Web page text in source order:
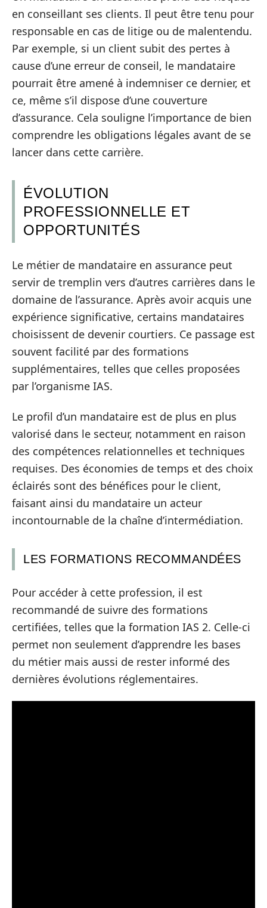
en conseillant ses clients. Il peut être tenu pour
responsable en cas de litige ou de malentendu.
Par exemple, si un client subit des pertes à
cause d’une erreur de conseil, le mandataire
pourrait être amené à indemniser ce dernier, et
ce, même s’il dispose d’une couverture
d’assurance. Cela souligne l’importance de bien
comprendre les obligations légales avant de se
lancer dans cette carrière.
ÉVOLUTION
PROFESSIONNELLE ET
OPPORTUNITÉS
Le métier de mandataire en assurance peut
servir de tremplin vers d’autres carrières dans le
domaine de l’assurance. Après avoir acquis une
expérience significative, certains mandataires
choisissent de devenir courtiers. Ce passage est
souvent facilité par des formations
supplémentaires, telles que celles proposées
par l’organisme IAS.
Le profil d’un mandataire est de plus en plus
valorisé dans le secteur, notamment en raison
des compétences relationnelles et techniques
requises. Des économies de temps et des choix
éclairés sont des bénéfices pour le client,
faisant ainsi du mandataire un acteur
incontournable de la chaîne d’intermédiation.
LES FORMATIONS RECOMMANDÉES
Pour accéder à cette profession, il est
recommandé de suivre des formations
certifiées, telles que la formation IAS 2. Celle-ci
permet non seulement d’apprendre les bases
du métier mais aussi de rester informé des
dernières évolutions réglementaires.